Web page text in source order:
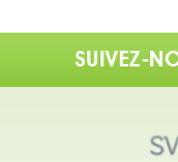
SUIVEZ-